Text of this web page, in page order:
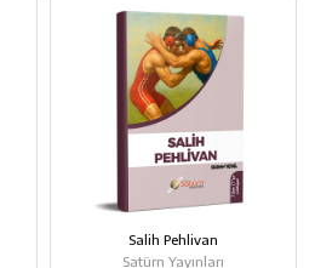
Salih Pehlivan
Satürn Yayınları